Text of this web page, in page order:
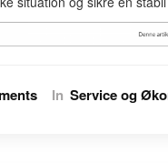
In Service og